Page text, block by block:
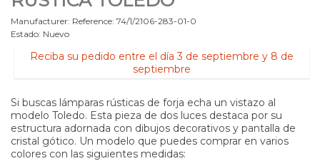
Manufacturer: Reference: 74/1/2106-283-01-0
Estado: Nuevo
Reciba su pedido entre el día 3 de septiembre y 8 de
septiembre
Si buscas lámparas rústicas de forja echa un vistazo al
modelo Toledo. Esta pieza de dos luces destaca por su
estructura adornada con dibujos decorativos y pantalla de
cristal gótico. Un modelo que puedes comprar en varios
colores con las siguientes medidas: